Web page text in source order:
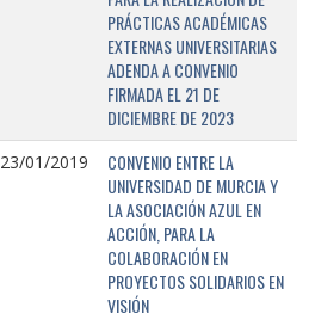
PRÁCTICAS ACADÉMICAS
EXTERNAS UNIVERSITARIAS
ADENDA A CONVENIO
FIRMADA EL 21 DE
DICIEMBRE DE 2023
23/01/2019
CONVENIO ENTRE LA
UNIVERSIDAD DE MURCIA Y
LA ASOCIACIÓN AZUL EN
ACCIÓN, PARA LA
COLABORACIÓN EN
PROYECTOS SOLIDARIOS EN
VISIÓN